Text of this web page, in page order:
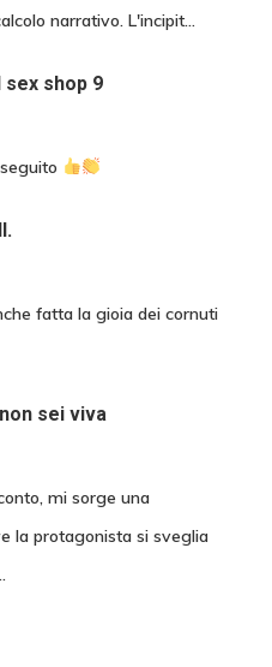
narrativo. L'incipit…
shop 9
fatta la gioia dei cornuti
sei viva
mi sorge una
la protagonista si sveglia